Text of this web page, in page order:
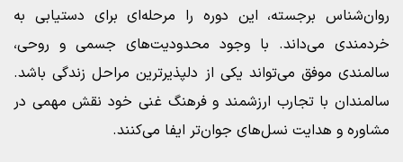
روان‌شناس برجسته، این دوره را مرحله‌ای برای دستیابی به
خردمندی می‌داند. با وجود محدودیت‌های جسمی و روحی،
سالمندی موفق می‌تواند یکی از دلپذیرترین مراحل زندگی باشد.
سالمندان با تجارب ارزشمند و فرهنگ غنی خود نقش مهمی در
مشاوره و هدایت نسل‌های جوان‌تر ایفا می‌کنند.